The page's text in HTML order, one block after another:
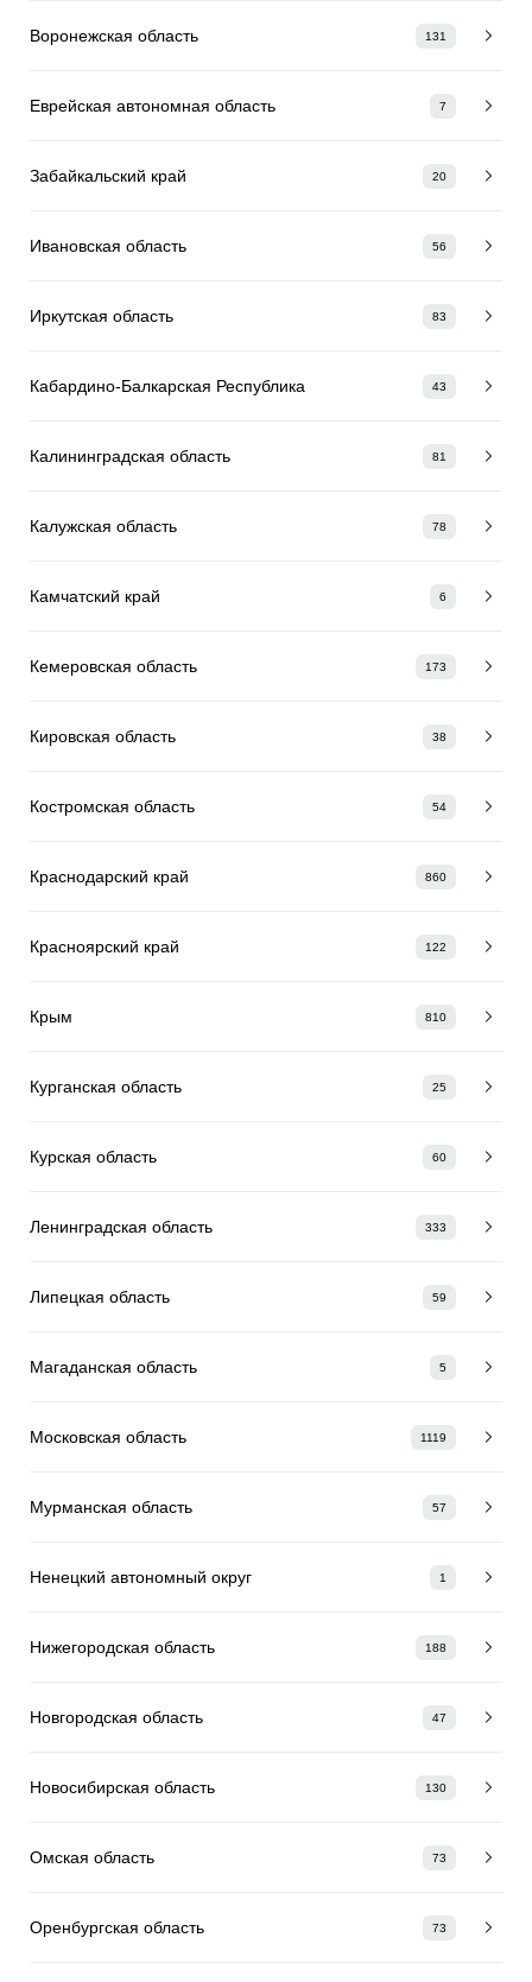
Воронежская область 131
Еврейская автономная область 7
Забайкальский край 20
Ивановская область 56
Иркутская область 83
Кабардино-Балкарская Республика 43
Калининградская область 81
Калужская область 78
Камчатский край 6
Кемеровская область 173
Кировская область 38
Костромская область 54
Краснодарский край 860
Красноярский край 122
Крым 810
Курганская область 25
Курская область 60
Ленинградская область 333
Липецкая область 59
Магаданская область 5
Московская область 1119
Мурманская область 57
Ненецкий автономный округ 1
Нижегородская область 188
Новгородская область 47
Новосибирская область 130
Омская область 73
Оренбургская область 73